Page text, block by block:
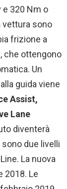
e 320 Nm o
vettura sono
frizione a
che ottengono
Un
guida viene
Assist,
Lane
diventerà
due livelli
La nuova
2018. Le